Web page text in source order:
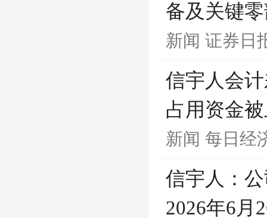
备及关键
新闻 证券日
信宇人会
占用资金
新闻 每日经
信宇人：
2026年6月